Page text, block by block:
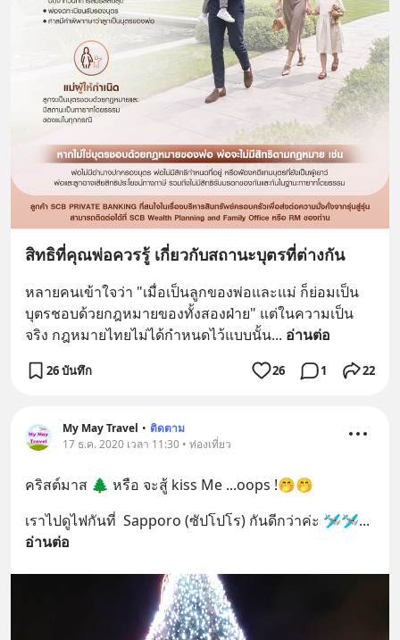
สิทธิที่คุณพ่อควรรู้ เกี่ยวกับสถานะบุตรที่ต่างกัน
หลายคนเข้าใจว่า "เมื่อเป็นลูกของพ่อและแม่ ก็ย่อมเป็น
บุตรชอบด้วยกฎหมายของทั้งสองฝ่าย" แต่ในความเป็น
จริง กฎหมายไทยไม่ได้กำหนดไว้แบบนั้น... อ่านต่อ
26 บันทึก 26 1 22
My May Travel • ติดตาม
17 ธ.ค. 2020 เวลา 11:30 • ท่องเที่ยว
คริสต์มาส 🌲 หรือ จะสู้ kiss Me ...oops !🤭🤭
เราไปดูไฟกันที่  Sapporo (ซัปโปโร) กันดีกว่าค่ะ 🛩🛩
อ่านต่อ